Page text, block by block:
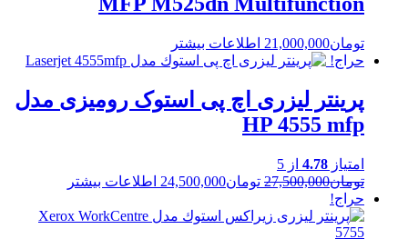
تومان21,000,000 اطلاعات بیشتر
حراج!
پرینتر لیزری اچ پی استوک رومیزی مدل
HP 4555 mfp
امتیاز 4.78 از 5
تومان27,500,000
Original
تومان27,500,000.
تومان24,500,000
Current
اطلاعات بیشتر
حراج!